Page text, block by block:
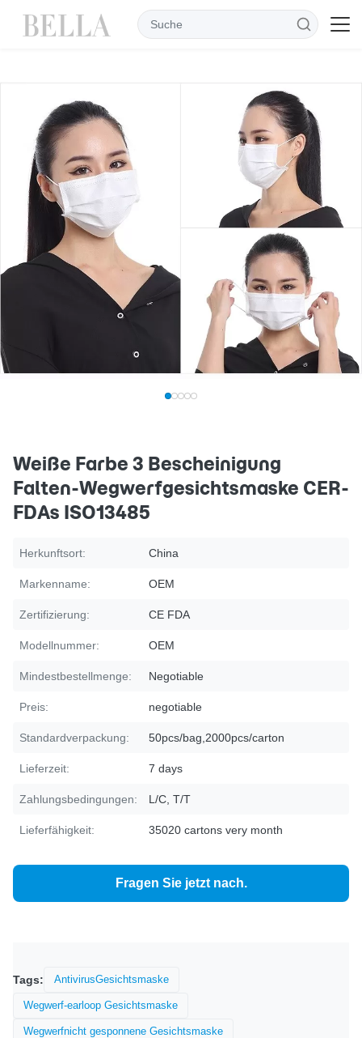
Weiße Farbe 3 Bescheinigung
Falten-Wegwerfgesichtsmaske CER-
FDAs ISO13485
Herkunftsort: China
Markenname: OEM
Zertifizierung: CE FDA
Modellnummer: OEM
Mindestbestellmenge: Negotiable
Preis: negotiable
Standardverpackung: 50pcs/bag,2000pcs/carton
Lieferzeit: 7 days
Zahlungsbedingungen: L/C, T/T
Lieferfähigkeit: 35020 cartons very month
Fragen Sie jetzt nach.
Tags: AntivirusGesichtsmaske
Wegwerf-earloop Gesichtsmaske
Wegwerfnicht gesponnene Gesichtsmaske